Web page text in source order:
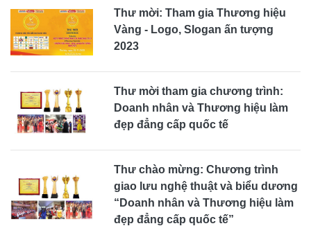
Thư mời: Tham gia Thương hiệu
Vàng - Logo, Slogan ấn tượng
2023
Thư mời tham gia chương trình:
Doanh nhân và Thương hiệu làm
đẹp đẳng cấp quốc tế
Thư chào mừng: Chương trình
giao lưu nghệ thuật và biểu dương
“Doanh nhân và Thương hiệu làm
đẹp đẳng cấp quốc tế”